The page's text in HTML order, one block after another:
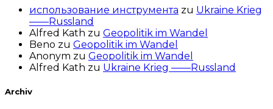
использование инструмента zu Ukraine Krieg
——Russland
Alfred Kath zu Geopolitik im Wandel
Beno zu Geopolitik im Wandel
Anonym zu Geopolitik im Wandel
Alfred Kath zu Ukraine Krieg ——Russland
Archiv